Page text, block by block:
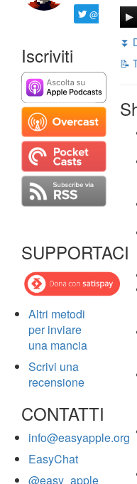
@ftrava
Iscriviti
SUPPORTACI
Altri metodi
per inviare
una mancia
Scrivi una
recensione
CONTATTI
info@easyapple.org
EasyChat
@easy_apple
⏬
📝